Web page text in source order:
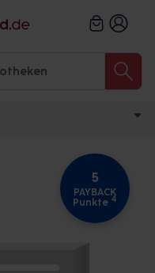
5
PAYBACK
Punkte 4